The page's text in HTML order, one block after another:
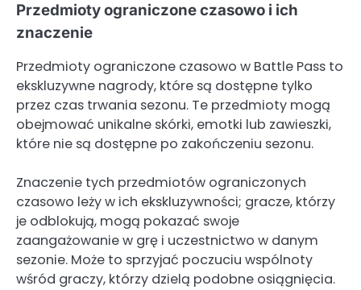
Przedmioty ograniczone czasowo i ich
znaczenie
Przedmioty ograniczone czasowo w Battle Pass to
ekskluzywne nagrody, które są dostępne tylko
przez czas trwania sezonu. Te przedmioty mogą
obejmować unikalne skórki, emotki lub zawieszki,
które nie są dostępne po zakończeniu sezonu.
Znaczenie tych przedmiotów ograniczonych
czasowo leży w ich ekskluzywności; gracze, którzy
je odblokują, mogą pokazać swoje
zaangażowanie w grę i uczestnictwo w danym
sezonie. Może to sprzyjać poczuciu wspólnoty
wśród graczy, którzy dzielą podobne osiągnięcia.